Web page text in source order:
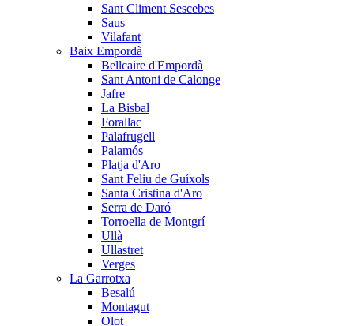
Sant Climent Sescebes
Saus
Vilafant
Baix Empordà
Bellcaire d'Empordà
Sant Antoni de Calonge
Jafre
La Bisbal
Forallac
Palafrugell
Palamós
Platja d'Aro
Sant Feliu de Guíxols
Santa Cristina d'Aro
Serra de Daró
Torroella de Montgrí
Ullà
Ullastret
Verges
La Garrotxa
Besalú
Montagut
Olot